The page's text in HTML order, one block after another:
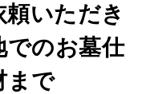
頼いただき
でのお墓仕
まで